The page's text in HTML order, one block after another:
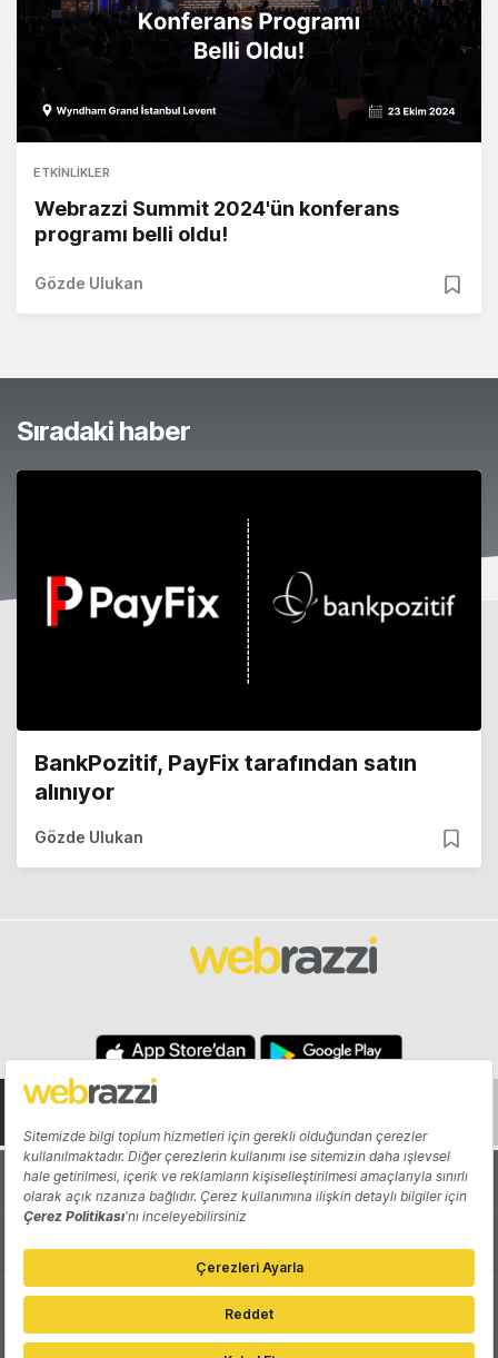
ETKINLIKLER
Webrazzi Summit 2024'ün konferans
programı belli oldu!
Gözde Ulukan
Sıradaki haber
BankPozitif, PayFix tarafından satın
alınıyor
Gözde Ulukan
Hakkında Yazarlar
Katkıda Bulun Reklam